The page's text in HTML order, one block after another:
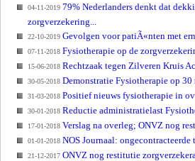
04-11-2019 79% Nederlanders denkt dat
zorgverzekering...
22-10-2019 Gevolgen voor patiÃ«nten met
07-11-2018 Fysiotherapie op de
15-06-2018 Rechtzaak tegen Zilveren Kruis
30-05-2018 Demonstratie Fysiotherapie op 30
31-03-2018 Positief nieuws fysiotherapie in
30-01-2018 Reductie administratielast
17-01-2018 Verslag na overleg; ONVZ nog
01-01-2018 NOS Journaal:
21-12-2017 ONVZ nog restitutie